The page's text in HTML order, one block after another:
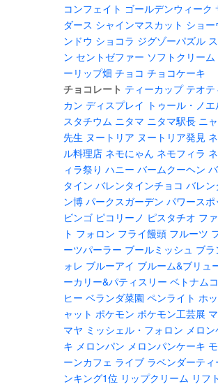
コンフェイト ゴールデンウィーク
ダース シャインマスカット ショー
ンドウ ショコラ ジグゾーパズル
ン セントゼファー ソフトクリーム
ーリップ畑 チョコ チョコケーキ
チョコレート ティーカップ テオテ
カン ディスプレイ トゥール・ノエ
スタチウム ニタマ ニタマ駅長 ニ
先生 ヌートリア ヌートリア発見
ル料理店 ネモにゃん ネモフィラ
ィラ祭り ハニー バームクーヘン
タイン バレンタインチョコ バレン
ン博 パークスガーデン パワースポ
ビンゴ ピコリーノ ピスタチオ フ
ト フォロン フライ饅頭 フルーツ
ーツパーラー ブールミッシュ ブラ
ォレ ブルーアイ ブルーム&ブリュ
ーカリー&パティスリー ベトナム
ヒー ベランダ菜園 ペンライト ホ
ャット ポケモン ポケモン工芸展
マヤ ミッシェル・フォロン メロン
キ メロンパン メロンパンケーキ
ーンカフェ ライブ ラベンダーティ
ンキング1位 リップクリーム リフ